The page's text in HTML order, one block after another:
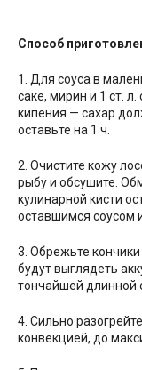
Способ
1. Для соуса в
саке, мирин и 1 ст.
кипения — сахар
оставьте на 1 ч.
2. Очистите кожу
рыбу и обсушите.
кулинарной кисти
оставшимся соусом
3. Обрежьте
будут выглядеть
тончайшей длинной
4. Сильно
конвекцией, до